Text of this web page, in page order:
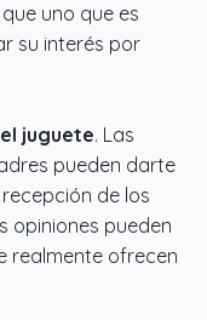
uno que es
su interés por
juguete. Las
pueden darte
de los
opiniones pueden
realmente ofrecen